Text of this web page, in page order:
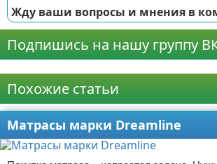
Жду ваши вопросы и мнения в
Подпишись на нашу группу
Похожие статьи
Матрасы марки Dreamline